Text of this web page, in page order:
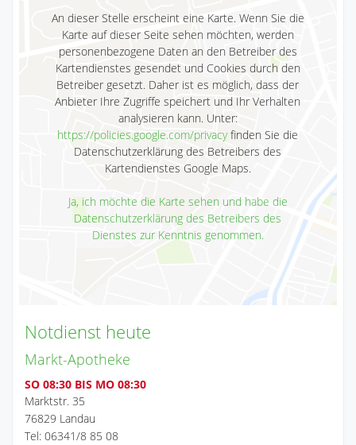
An dieser Stelle erscheint eine Karte. Wenn Sie die
Karte auf dieser Seite sehen möchten, werden
personenbezogene Daten an den Betreiber des
Kartendienstes gesendet und Cookies durch den
Betreiber gesetzt. Daher ist es möglich, dass der
Anbieter Ihre Zugriffe speichert und Ihr Verhalten
analysieren kann. Unter:
https://policies.google.com/privacyfinden Sie die
Datenschutzerklärung des Betreibers des
Kartendienstes Google Maps.
Ja, ich möchte die Karte sehen und habe die
Datenschutzerklärung des Betreibers des
Dienstes zur Kenntnis genommen.
Notdienst heute
Markt-Apotheke
SO 08:30 BIS MO 08:30
Marktstr. 35
76829 Landau
Tel: 06341/8 85 08